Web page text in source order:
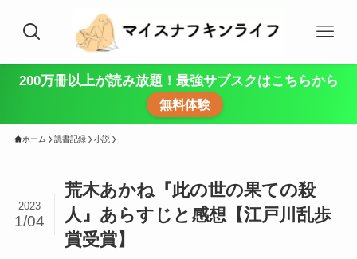
200万冊以上が読み放題！最強サブスクはこちらから
無料体験
ホーム 読書記録 小説
荒木あかね『此の世の果ての殺
人』あらすじと感想【江戸川乱歩
賞受賞】
2023
1/04